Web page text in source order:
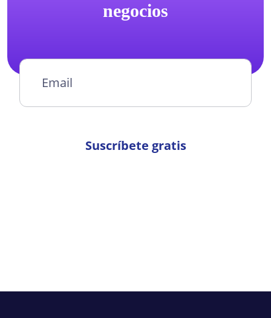
negocios
Suscríbete gratis